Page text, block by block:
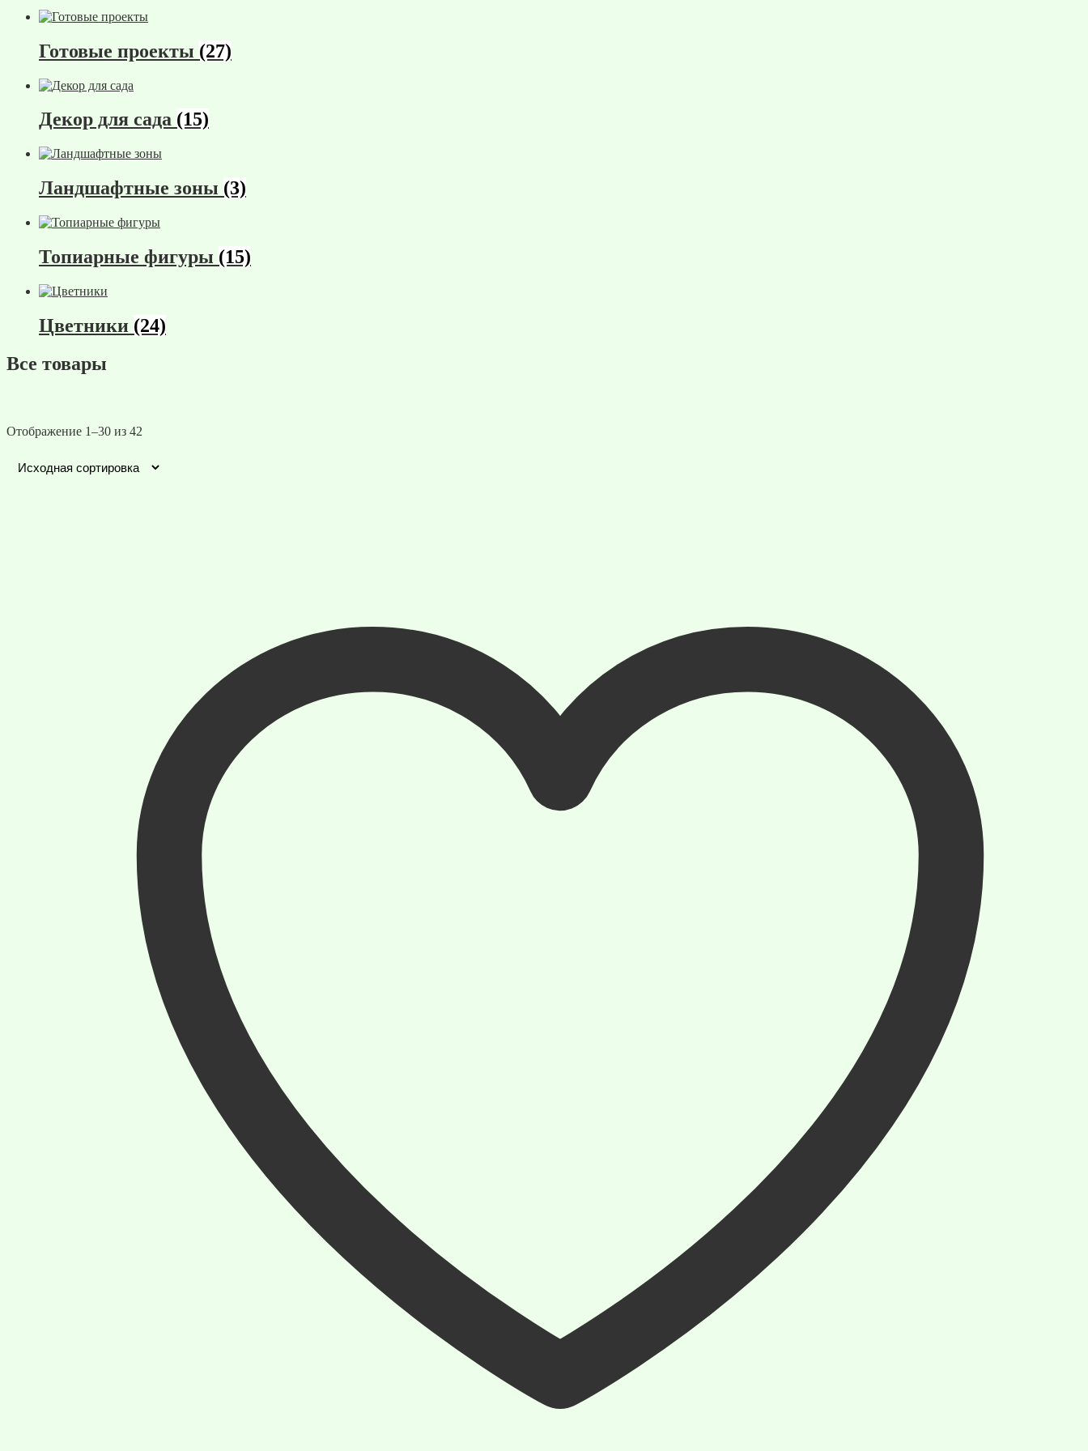
Готовые проекты (27)
Декор для сада (15)
Ландшафтные зоны (3)
Топиарные фигуры (15)
Цветники (24)
Все товары
Отображение 1–30 из 42